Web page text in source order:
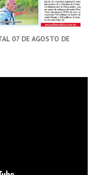
07 DE AGOSTO DE